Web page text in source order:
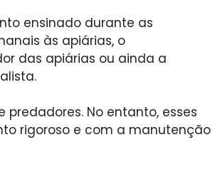
ensinado durante as
às apiárias, o
das apiárias ou ainda a
No entanto, esses
rigoroso e com a manutenção